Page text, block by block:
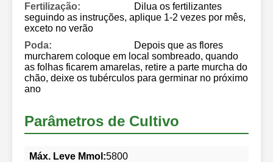
Fertilização:
Dilua os fertilizantes
seguindo as instruções, aplique 1-2 vezes por mês,
exceto no verão
Poda:
Depois que as flores
murcharem coloque em local sombreado, quando
as folhas ficarem amarelas, retire a parte murcha do
chão, deixe os tubérculos para germinar no próximo
ano
Parâmetros de Cultivo
Máx. Leve Mmol:5800